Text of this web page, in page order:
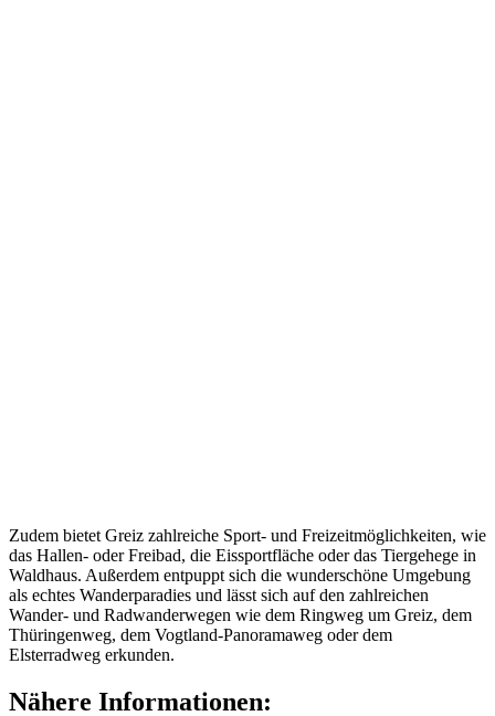
Zudem bietet Greiz zahlreiche Sport- und Freizeitmöglichkeiten, wie
das Hallen- oder Freibad, die Eissportfläche oder das Tiergehege in
Waldhaus. Außerdem entpuppt sich die wunderschöne Umgebung
als echtes Wanderparadies und lässt sich auf den zahlreichen
Wander- und Radwanderwegen wie dem Ringweg um Greiz, dem
Thüringenweg, dem Vogtland-Panoramaweg oder dem
Elsterradweg erkunden.
Nähere Informationen: